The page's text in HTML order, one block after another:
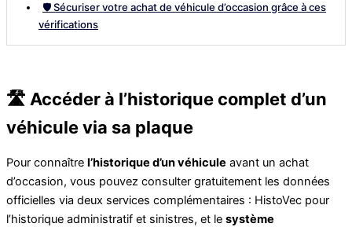
🛡️ Sécuriser votre achat de véhicule d’occasion grâce à ces
vérifications
🛣️ Accéder à l’historique complet d’un
véhicule via sa plaque
Pour connaître l’historique d’un véhicule avant un achat
d’occasion, vous pouvez consulter gratuitement les données
officielles via deux services complémentaires : HistoVec pour
l’historique administratif et sinistres, et le système